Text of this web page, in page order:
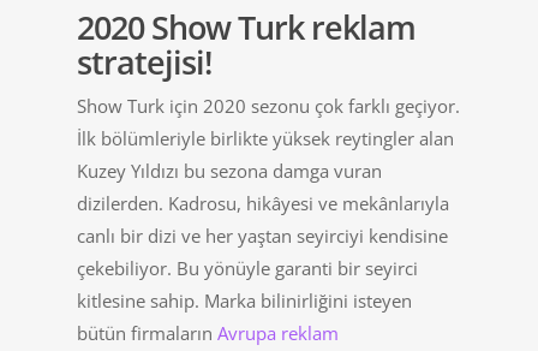
2020 Show Turk reklam
stratejisi!
Show Turk için 2020 sezonu çok farklı geçiyor.
İlk bölümleriyle birlikte yüksek reytingler alan
Kuzey Yıldızı bu sezona damga vuran
dizilerden. Kadrosu, hikâyesi ve mekânlarıyla
canlı bir dizi ve her yaştan seyirciyi kendisine
çekebiliyor. Bu yönüyle garanti bir seyirci
kitlesine sahip. Marka bilinirliğini isteyen
bütün firmaların Avrupa reklam